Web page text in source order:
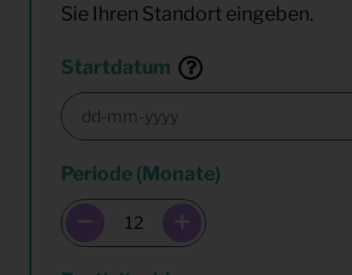
Multiselect
Sie Ihren Standort eingeben.
Startdatum
Periode (Monate)